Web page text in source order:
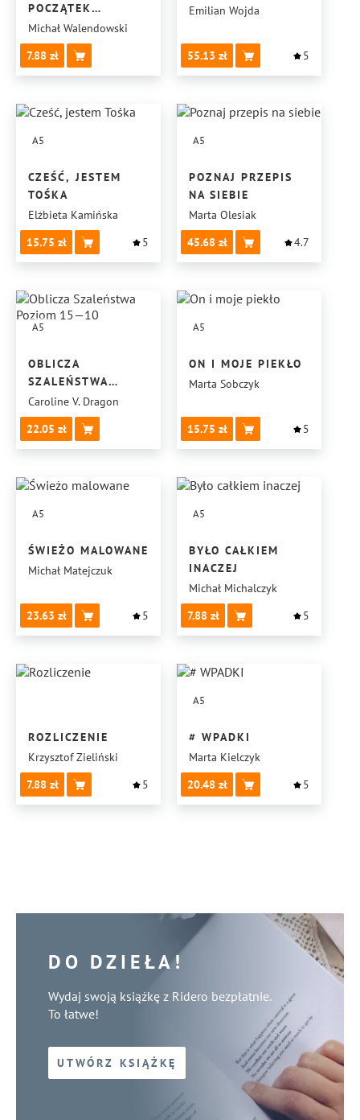
POCZĄTEK
LITERACKIEJ
REWOLUCJI
I KOŃCA PISARZY?
Michał Walendowski
7.88
Emilian Wojda
55.13 5
A5
CZEŚĆ, JESTEM
TOŚKA
Elżbieta Kamińska
15.75
5
A5
POZNAJ PRZEPIS
NA SIEBIE
Marta Olesiak
45.68
4.7
A5
OBLICZA
SZALEŃSTWA
POZIOM 15—10
Caroline V. Dragon
22.05
A5
ON I MOJE PIEKŁO
Marta Sobczyk
15.75 5
A5
ŚWIEŻO MALOWANE
Michał Matejczuk
23.63 5
A5
BYŁO CAŁKIEM
INACZEJ
Michał Michalczyk
7.88
5
ROZLICZENIE
Krzysztof Zieliński
7.88
5
A5
# WPADKI
Marta Kielczyk
20.48
5
DO DZIEŁA!
Wydaj swoją książkę z Ridero bezpłatnie.
To łatwe!
UTWÓRZ KSIĄŻKĘ